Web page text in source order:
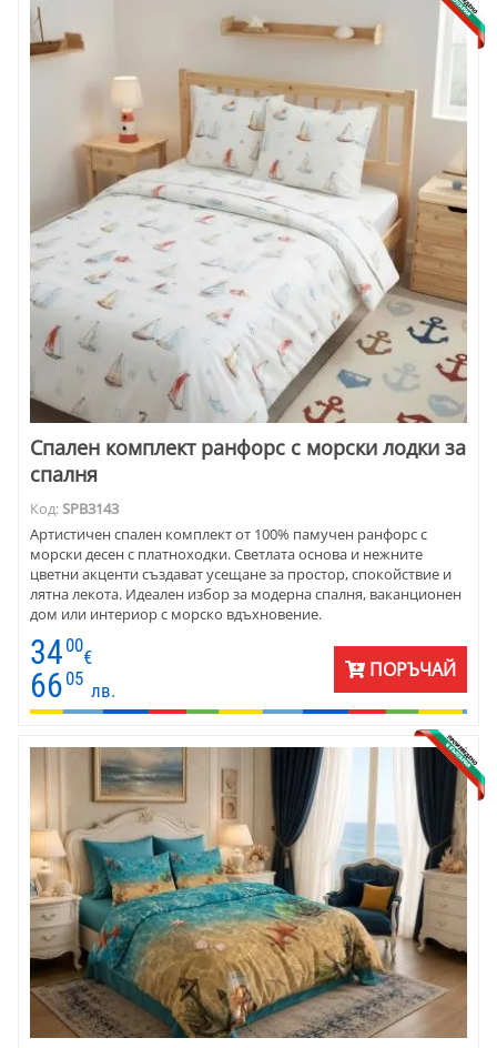
Спален комплект ранфорс с морски лодки за
спалня
Код:SPB3143
Артистичен спален комплект от 100% памучен ранфорс с
морски десен с платноходки. Светлата основа и нежните
цветни акценти създават усещане за простор, спокойствие и
лятна лекота. Идеален избор за модерна спалня, ваканционен
дом или интериор с морско вдъхновение.
34 00
€
66 05
лв.
ПОРЪЧАЙ